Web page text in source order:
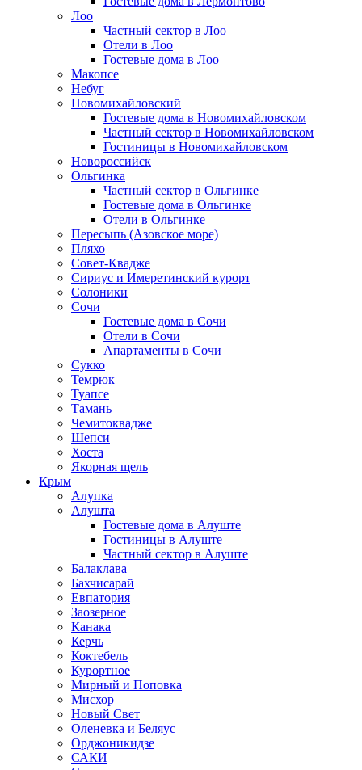
Лоо
Частный сектор в Лоо
Отели в Лоо
Гостевые дома в Лоо
Макопсе
Небуг
Новомихайловский
Гостевые дома в Новомихайловском
Частный сектор в Новомихайловском
Гостиницы в Новомихайловском
Новороссийск
Ольгинка
Частный сектор в Ольгинке
Гостевые дома в Ольгинке
Отели в Ольгинке
Пересыпь (Азовское море)
Пляхо
Совет-Квадже
Сириус и Имеретинский курорт
Солоники
Сочи
Гостевые дома в Сочи
Отели в Сочи
Апартаменты в Сочи
Сукко
Темрюк
Туапсе
Тамань
Чемитоквадже
Шепси
Хоста
Якорная щель
Крым
Алупка
Алушта
Гостевые дома в Алуште
Гостиницы в Алуште
Частный сектор в Алуште
Балаклава
Бахчисарай
Евпатория
Заозерное
Канака
Керчь
Коктебель
Курортное
Мирный и Поповка
Мисхор
Новый Свет
Оленевка и Беляус
Орджоникидзе
САКИ